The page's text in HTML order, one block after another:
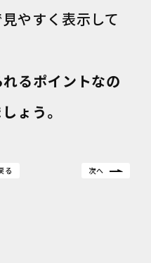
やすく表示して
るポイントなの
ょう。
る 次へ